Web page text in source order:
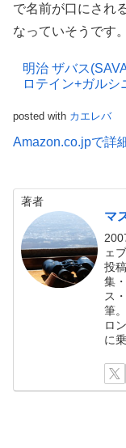
で名前が口にされ
なっていそうです。
明治 ザバス
ロテイン+ガル
posted with カエレバ
Amazon.co.jpで詳
著者
マ
ェ
投
集
ス
筆
ロ
に